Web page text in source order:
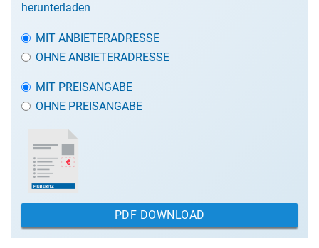
herunterladen
MIT ANBIETERADRESSE
OHNE ANBIETERADRESSE
MIT PREISANGABE
OHNE PREISANGABE
PDF DOWNLOAD